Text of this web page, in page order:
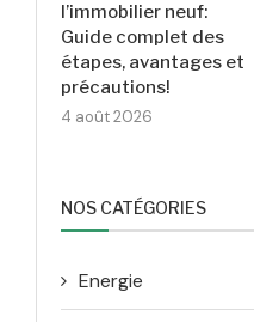
l’immobilier neuf:
Guide complet des
étapes, avantages et
précautions!
4 août 2026
NOS CATÉGORIES
Energie